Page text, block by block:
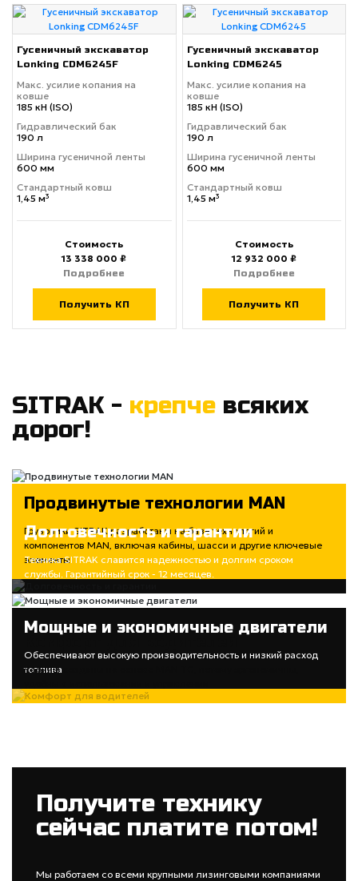
Гусеничный экскаватор
Lonking CDM6245F
Макс. усилие копания на
ковше
185 кН (ISO)
Гидравлический бак
190 л
Ширина гусеничной ленты
600 мм
Стандартный ковш
1,45 м³
Стоимость
13 338 000 ₽
Подробнее
Получить КП
Гусеничный экскаватор
Lonking CDM6245
Макс. усилие копания на
ковше
185 кН (ISO)
Гидравлический бак
190 л
Ширина гусеничной ленты
600 мм
Стандартный ковш
1,45 м³
Стоимость
12 932 000 ₽
Подробнее
Получить КП
SITRAK - крепче всяких
дорог!
Продвинутые технологии MAN
Грузовики SITRAK разработаны на базе технологий и
компонентов MAN, включая кабины, шасси и другие ключевые
элементы
Долговечность и гарантии
Техника SITRAK славится надежностью и долгим сроком
службы. Гарантийный срок - 12 месяцев.
Мощные и экономичные двигатели
Обеспечивают высокую производительность и низкий расход
топлива
Комфорт для водителей
Кабины созданы на основе MAN TG, потому эргономичны,
Получите технику
сейчас платите потом!
Мы работаем со всеми крупными лизинговыми компаниями